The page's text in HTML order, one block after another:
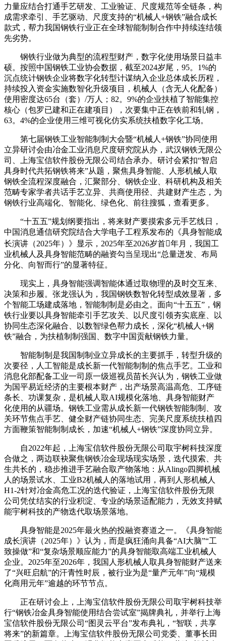
力量应结合打通手艺研发、工业验证、尺度规范等全链条，构
成需求牵引、手艺驱动、尺度支持的“机械人+钢铁”融合成长
款式，帮力我国钢铁行业正在全球智能制制合作中持续连结领
先劣势。
钢铁行业做为典型的流程型财产，数字化使用场景日益丰
硕。按照中国钢铁工业协会数据，截至2024岁尾，95。1%的
沉点统计钢铁企业将数字化转型计谋纳入企业总体成长历程，
持续投入资金实施数智化升级项目，机械人（含无人化配备）
使用密度达65台（套）/万人；82。9%的企业扶植了智能集控
核心（包罗已建和正在建项目），次要集中正在铁前和轧钢，
63。4%的企业使用三维可视化仿实系统扶植数字化工场。
第七届钢铁工业智能制制大会暨“机械人+钢铁”协同使用
立异研讨会由冶金工业消息尺度研究院从办，武汉钢铁无限公
司、上海宝信软件股份无限公司结合承办。研讨会紧扣“智启
具身时代共拓钢铁将来”从题，聚焦具身智能、人形机械人取
钢铁全流程深度融合，汇聚部分、钢铁企业、科研机构及相关
范畴专家学者共话手艺立异、共商使用径、共建财产生态，为
钢铁行业高端化、智能化、绿色化、前往搜狐，查看更多。
“十五五”规划纲要指出，将来财产要摸索多元手艺线日，
中国消息通信研究院结合大学电子工程系发布的《具身智能成
长演讲（2025年）》显示，2025年至2026岁首年月，我国工
业机械人及具身智能范畴的融资勾当呈现出“总量迸发、布局
分化、向智而行”的显著特征。
现实上，具身智能强调智能体通过取物理的及时交互来、
决策和步履。张龙强认为，我国钢铁数智化转型成效显著，多
个智能工场建成落地，智能制制是必由之。面向“十五五”，钢
铁行业要以具身智能牵引手艺攻关、以尺度引领夯实底座、以
协同生态深化融合、以数智绿色帮力成长，深化“机械人+钢
铁”融合，为扶植制制强国、数字中国贡献钢铁力量。
智能制制是我国制制业立异成长的主要抓手，转型升级的
次要径，人工智能是成长新一代智能制制的焦点手艺。工业和
消息化部配备工业一司原一级巡视员苗长兴认为，钢铁工业做
为国平易近经济的主要根本财产，出产场景高温高危、工序链
条长、功课复杂，是机械人取AI规模化落地、具身智能财产
化使用的从疆场。钢铁工业需从成长新一代钢铁智能制制、攻
关环节焦点手艺、健全财产链协同生态、完美尺度系统扶植四
方面鞭策智能制制成长，加速“机械人+钢铁”深度协同立异。
自2022年起，上海宝信软件股份无限公司取宇树科技深度
合做之，两边联袂聚焦钢铁冶金现场现实场景，迭代摸索、共
生共长的，稳步推进手艺融合取产物落地：从Alingo四脚机械
人的场景试水、工业B2机械人的落地试用，再到人形机械人
H1-2针对冶金高危工况的迭代验证，上海宝信软件股份无限
公司凭仗结实的行业积淀、专业的场景适配能力，无效支持赋
能宇树科技的产物迭代取场景落地。
具身智能是2025年最火热的投融资赛道之一。《具身智能
成长演讲（2025年）》认为，而是疯狂涌向具备“AI大脑”“工
致操做”和“复杂场景顺应能力”的具身智能取高端工业机械人
企业。2025年至2026年，我国人形机械人取具身智能财产送来
了“兴旺启航”的汗青性时辰，被行业为是“量产元年”向“规模
化商用元年”逾越的环节节点。
正在研讨会上，上海宝信软件股份无限公司取宇树科技举
行“钢铁冶金具身智能使用结合尝试室”揭牌典礼，并举行上海
宝信软件股份无限公司“图灵云平台”发布典礼，“智联，共享
将来”的新篇章。上海宝信软件股份无限公司党委、董事长田